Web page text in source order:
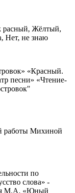
расный, Жёлтый,
Нет, не знаю
«Красный.
песни» «Чтение-
работы Михиной
по
слова» -
М.А. «Юный